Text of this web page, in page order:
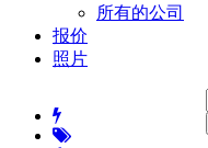
所有的公司
报价
照片